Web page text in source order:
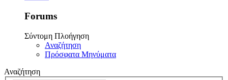
Forums
Σύντομη Πλοήγηση
Αναζήτηση
Πρόσφατα Μηνύματα
Αναζήτηση